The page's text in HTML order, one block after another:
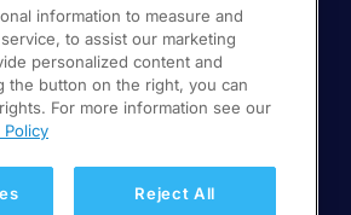
social
/ Portal de clientes
Empleos
de Privacidad
information to measure and
to assist our marketing
personalized content and
the button on the right, you can
For more information see our
Reject All